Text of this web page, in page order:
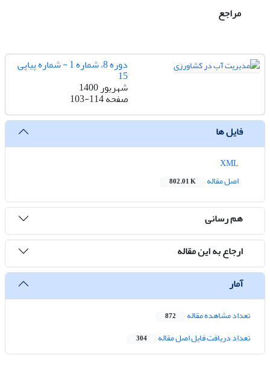
مراجع
دوره 8، شماره 1 - شماره پیاپی
15
شهریور 1400
صفحه103-114
فایل ها
اصل مقاله
802.01 K
هم رسانی
ارجاع به این مقاله
آمار
تعداد مشاهده مقاله 872
تعداد دریافت فایل اصل مقاله 304